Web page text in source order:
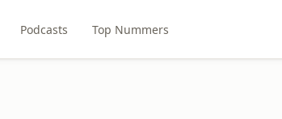
Podcasts Top Nummers